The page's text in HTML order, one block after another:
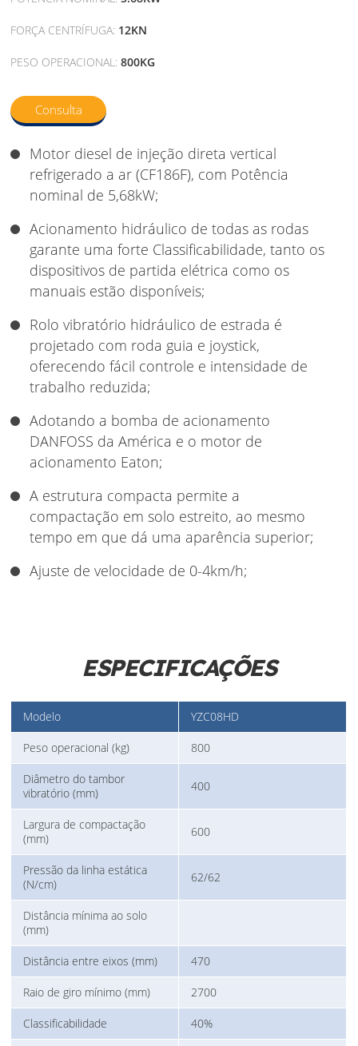
FORÇA CENTRÍFUGA: 12KN
PESO OPERACIONAL:800KG
Consulta
Motor diesel de injeção direta vertical
refrigerado a ar (CF186F), com Potência
nominal de 5,68kW;
Acionamento hidráulico de todas as rodas
garante uma forte Classificabilidade, tanto os
dispositivos de partida elétrica como os
manuais estão disponíveis;
Rolo vibratório hidráulico de estrada é
projetado com roda guia e joystick,
oferecendo fácil controle e intensidade de
trabalho reduzida;
Adotando a bomba de acionamento
DANFOSS da América e o motor de
acionamento Eaton;
A estrutura compacta permite a
compactação em solo estreito, ao mesmo
tempo em que dá uma aparência superior;
Ajuste de velocidade de 0-4km/h;
ESPECIFICAÇÕES
Modelo YZC08HD
Peso operacional (kg) 800
Diâmetro do tambor
vibratório (mm)
400
Largura de compactação
(mm)
600
Pressão da linha estática
(N/cm)
62/62
Distância mínima ao solo
(mm)
Distância entre eixos (mm) 470
Raio de giro mínimo (mm) 2700
Classificabilidade 40%